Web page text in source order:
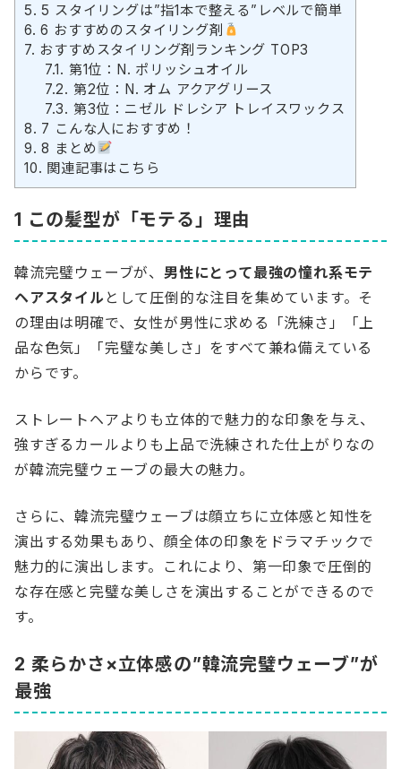
5. 5 スタイリングは”指1本で整える”レベルで簡単
6. 6 おすすめのスタイリング剤
7. おすすめスタイリング剤ランキング TOP3
7.1. 第1位：N. ポリッシュオイル
7.2. 第2位：N. オム アクアグリース
7.3. 第3位：ニゼル ドレシア トレイスワックス
8. 7 こんな人におすすめ！
9. 8 まとめ
10. 関連記事はこちら
1 この髪型が「モテる」理由
韓流完璧ウェーブが、 男性にとって最強の憧れ系モテ
ヘアスタイル として圧倒的な注目を集めています。そ
の理由は明確で、女性が男性に求める「洗練さ」「上
品な色気」「完璧な美しさ」をすべて兼ね備えている
からです。
ストレートヘアよりも立体的で魅力的な印象を与え、
強すぎるカールよりも上品で洗練された仕上がりなの
が韓流完璧ウェーブの最大の魅力。
さらに、韓流完璧ウェーブは顔立ちに立体感と知性を
演出する効果もあり、顔全体の印象をドラマチックで
魅力的に演出します。これにより、第一印象で圧倒的
な存在感と完璧な美しさを演出することができるので
す。
2 柔らかさ×立体感の”韓流完璧ウェーブ”が
最強